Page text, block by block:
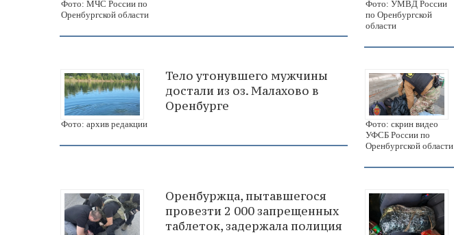
Фото: МЧС России по
Оренбургской области
Фото: УМВД России
по Оренбургской
области
Фото: архив редакции
Тело утонувшего мужчины
достали из оз. Малахово в
Оренбурге
Фото: скрин видео
УФСБ России по
Оренбургской области
Оренбуржца, пытавшегося
провезти 2 000 запрещенных
таблеток, задержала полиция